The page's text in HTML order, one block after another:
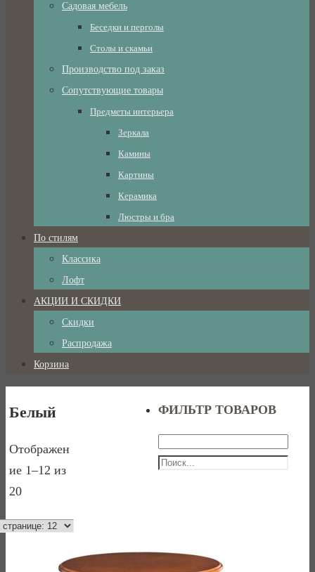
Садовая мебель
Беседки и перголы
Столы и скамьи
Производство под заказ
Сопутствующие товары
Предметы интерьера
Зеркала
Камины
Картины
Керамика
Люстры и бра
По стилям
Классика
Лофт
АКЦИИ И СКИДКИ
Скидки
Распродажа
Корзина
Белый
Отображен
ие 1–12 из
20
ФИЛЬТР ТОВАРОВ